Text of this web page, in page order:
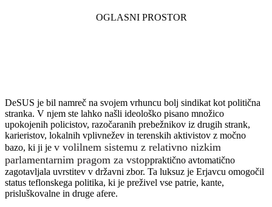
DeSUS je bil namreč na svojem vrhuncu bolj sindikat kot politična
stranka. V njem ste lahko našli ideološko pisano množico
upokojenih policistov, razočaranih prebežnikov iz drugih strank,
karieristov, lokalnih vplivnežev in terenskih aktivistov z močno
bazo, ki ji je v volilnem sistemu z relativno nizkim
parlamentarnim pragom za vstoppraktično avtomatično
zagotavljala uvrstitev v državni zbor. Ta luksuz je Erjavcu omogočil
status teflonskega politika, ki je preživel vse patrie, kante,
prisluškovalne in druge afere.